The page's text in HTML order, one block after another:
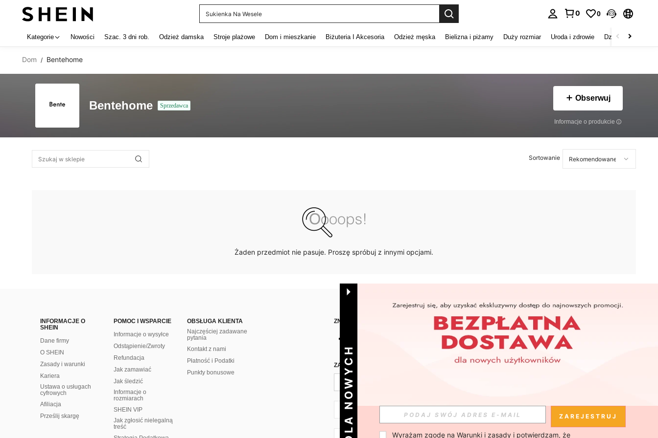
Sukienka Na Wesele
0 0
Kategorie Nowości Szac. 3 dni rob. Odzież damska Stroje plażowe Dom i mieszkanie Biżuteria I Akcesoria Odzież męska Bielizna i piżamy Duży rozmiar Uroda i zdrowie Dzieci
Dom / Bentehome
Bentehome Sprzedawca
Obserwuj
Informacje o produkcie
Sortowanie
Żaden przedmiot nie pasuje. Proszę spróbuj z innymi opcjami.
INFORMACJE O
SHEIN
Dane firmy
O SHEIN
Zasady i warunki
Kariera
Ustawa o usługach
cyfrowych
Afiliacja
Prześlij skargę
POMOC I WSPARCIE
Informacje o wysyłce
Odstąpienie/Zwroty
Refundacja
Jak zamawiać
Jak śledzić
Informacje o
rozmiarach
SHEIN VIP
Jak zgłosić nielegalną
treść
OBSŁUGA KLIENTA
Najczęściej zadawane
pytania
Kontakt z nami
Płatność i Podatki
Punkty bonusowe
ZNAJDŹ NAS NA APLIKACJA
ZAPISZ SIĘ PO CODZIENNĄ DAWKĘ SHEIN
PL + 48
DLA NOWYCH ZAREJESTRUJ
Wyrażam zgodę na Warunki i zasady i potwierdzam, że